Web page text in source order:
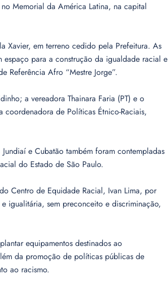
Memorial da América Latina, na capital
Xavier, em terreno cedido pela Prefeitura. As
espaço para a construção da igualdade racial e
Referência Afro “Mestre Jorge”.
a vereadora Thainara Faria (PT) e o
coordenadora de Políticas Étnico-Raciais,
e Cubatão também foram contempladas
do Estado de São Paulo.
Centro de Equidade Racial, Ivan Lima, por
igualitária, sem preconceito e discriminação,
equipamentos destinados ao
da promoção de políticas públicas de
ao racismo.